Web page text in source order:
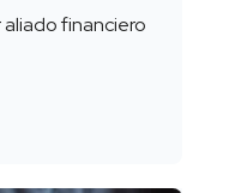
financiero